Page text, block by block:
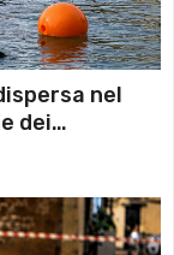
nel
dei